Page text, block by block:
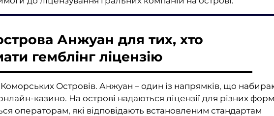
Анжуан для тих, хто
гемблінг ліцензію
Островів. Анжуан – один із напрямків, що
казино. На острові надаються ліцензії для різних форм
операторам, які відповідають встановленим стандартам